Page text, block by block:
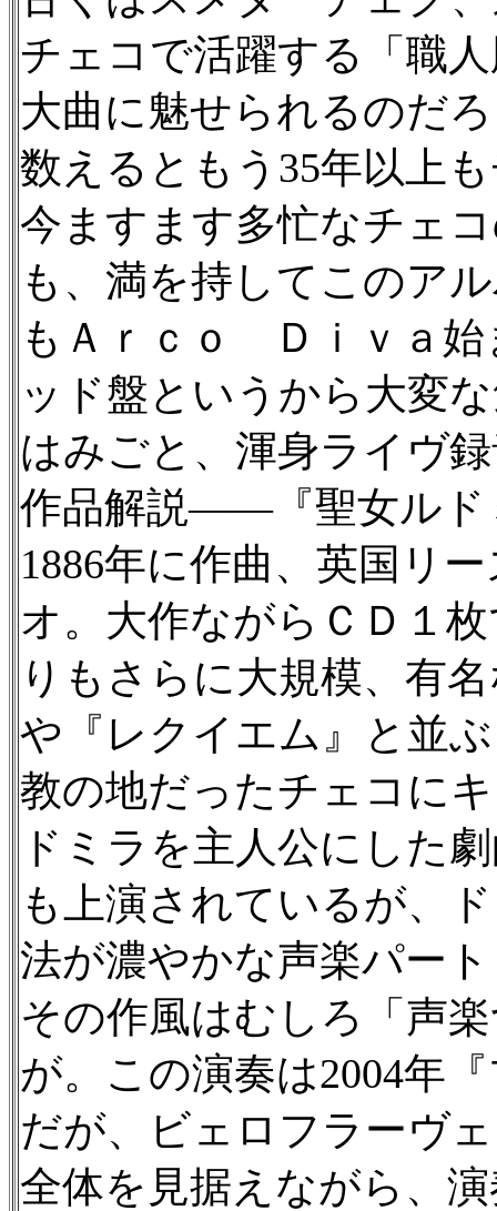
チェコで活躍する「職
大曲に魅せられるのだ
数えるともう35年以上
今ますます多忙なチェ
も、満を持してこのア
もＡｒｃｏ Ｄｉｖａ始
ッド盤というから大変
はみごと、渾身ライヴ
作品解説——『聖女ルド
1886年に作曲、英国リ
オ。大作ながらＣＤ１
りもさらに大規模、有
や『レクイエム』と並
教の地だったチェコに
ドミラを主人公にした
も上演されているが、
法が濃やかな声楽パー
その作風はむしろ「声
が。この演奏は2004年
だが、ビェロフラーヴ
全体を見据えながら、